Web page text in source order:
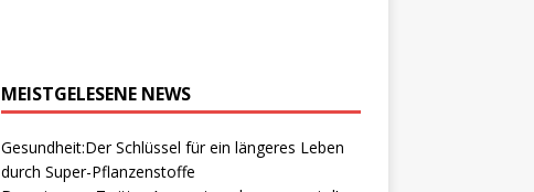
MEISTGELESENE NEWS
Gesundheit:Der Schlüssel für ein längeres Leben
durch Super-Pflanzenstoffe